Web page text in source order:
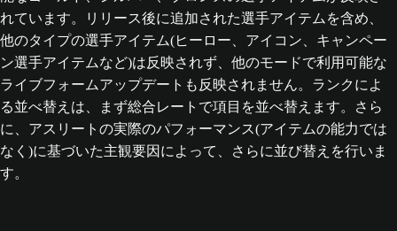
れています。リリース後に追加された選手アイテムを含め、
他のタイプの選手アイテム(ヒーロー、アイコン、キャンペー
ン選手アイテムなど)は反映されず、他のモードで利用可能な
ライブフォームアップデートも反映されません。ランクによ
る並べ替えは、まず総合レートで項目を並べ替えます。さら
に、アスリートの実際のパフォーマンス(アイテムの能力では
なく)に基づいた主観要因によって、さらに並び替えを行いま
す。